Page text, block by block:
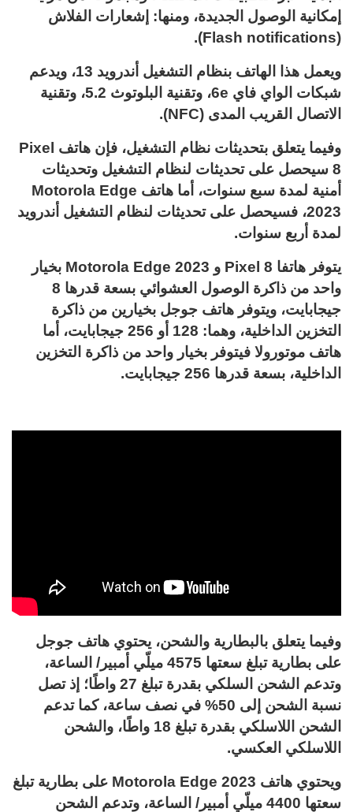
إمكانية الوصول الجديدة، ومنها: إشعارات الفلاش
(Flash notifications).
ويعمل هذا الهاتف بنظام التشغيل أندرويد 13، ويدعم
شبكات الواي فاي 6e، وتقنية البلوتوث 5.2، وتقنية
الاتصال القريب المدى (NFC).
وفيما يتعلق بتحديثات نظام التشغيل، فإن هاتف Pixel
8 سيحصل على تحديثات لنظام التشغيل وتحديثات
أمنية لمدة سبع سنوات، أما هاتف Motorola Edge
2023، فسيحصل على تحديثات لنظام التشغيل أندرويد
لمدة أربع سنوات.
يتوفر هاتفا Pixel 8 و Motorola Edge 2023 بخيار
واحد من ذاكرة الوصول العشوائي بسعة قدرها 8
جيجابايت، ويتوفر هاتف جوجل بخيارين من ذاكرة
التخزين الداخلية، وهما: 128 أو 256 جيجابايت، أما
هاتف موتورولا فيتوفر بخيار واحد من ذاكرة التخزين
الداخلية، بسعة قدرها 256 جيجابايت.
وفيما يتعلق بالبطارية والشحن، يحتوي هاتف جوجل
على بطارية تبلغ سعتها 4575 ميلّي أمبير/ الساعة،
وتدعم الشحن السلكي بقدرة تبلغ 27 واطًا؛ إذ تصل
نسبة الشحن إلى 50% في نصف ساعة، كما تدعم
الشحن اللاسلكي بقدرة تبلغ 18 واطًا، والشحن
اللاسلكي العكسي.
ويحتوي هاتف Motorola Edge 2023 على بطارية تبلغ
سعتها 4400 ميلّي أمبير/ الساعة، وتدعم الشحن